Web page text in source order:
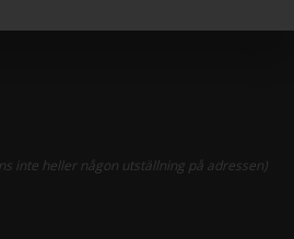
inte heller någon utställning på adressen)